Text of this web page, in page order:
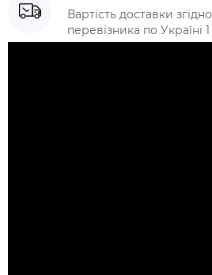
Вартість доставки
перевізника по Україні